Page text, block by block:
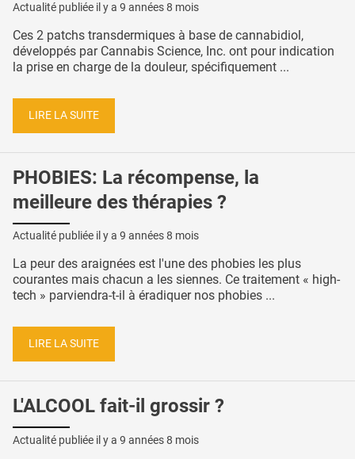
Actualité publiée il y a 9 années 8 mois
Ces 2 patchs transdermiques à base de cannabidiol,
développés par Cannabis Science, Inc. ont pour indication
la prise en charge de la douleur, spécifiquement ...
LIRE LA SUITE
PHOBIES: La récompense, la
meilleure des thérapies ?
Actualité publiée il y a 9 années 8 mois
La peur des araignées est l'une des phobies les plus
courantes mais chacun a les siennes. Ce traitement « high-
tech » parviendra-t-il à éradiquer nos phobies ...
LIRE LA SUITE
L'ALCOOL fait-il grossir ?
Actualité publiée il y a 9 années 8 mois